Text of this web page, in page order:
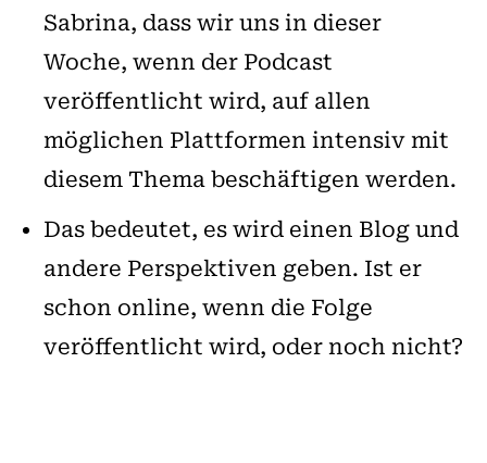
Sabrina, dass wir uns in dieser
Woche, wenn der Podcast
veröffentlicht wird, auf allen
möglichen Plattformen intensiv mit
diesem Thema beschäftigen werden.
Das bedeutet, es wird einen Blog und
andere Perspektiven geben. Ist er
schon online, wenn die Folge
veröffentlicht wird, oder noch nicht?